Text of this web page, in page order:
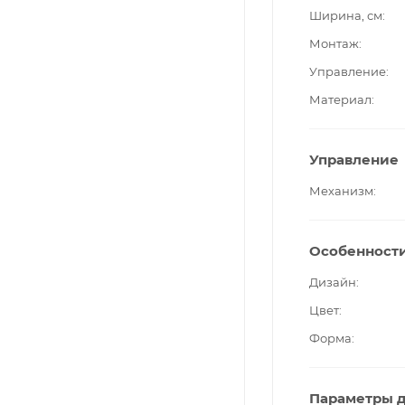
Ширина, см
Монтаж
Управление
Материал
Управление
Механизм
Дизайн
Цвет
Форма
Параметры